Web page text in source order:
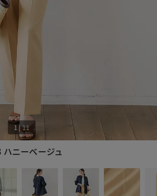
ハニーベージュ
1|11